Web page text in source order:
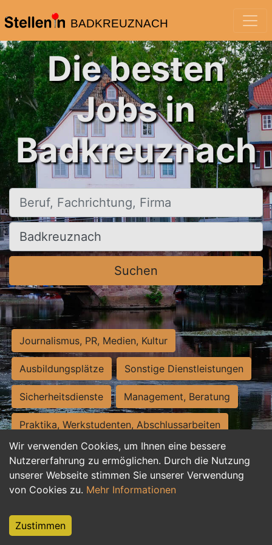
BADKREUZNACH
Wir verwenden Cookies, um Ihnen eine bessere
Nutzererfahrung zu ermöglichen. Durch die Nutzung
unserer Webseite stimmen Sie unserer Verwendung
von Cookies zu. Mehr Informationen
Zustimmen
Die besten
Jobs in
Badkreuznach
Beruf, Fachrichtung, Firma
Ort, Stadt
Suchen
Journalismus, PR, Medien, Kultur
Ausbildungsplätze Sonstige Dienstleistungen
Sicherheitsdienste Management, Beratung
Praktika, Werkstudenten, Abschlussarbeiten
Personalwesen Assistenz, Sekretariat
Hilfskräfte, Aushilfs- und Nebenjobs
Weiterbildung, Studium, duale Ausbildung